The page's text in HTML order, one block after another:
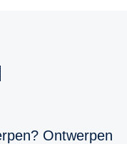
Ontwerpen